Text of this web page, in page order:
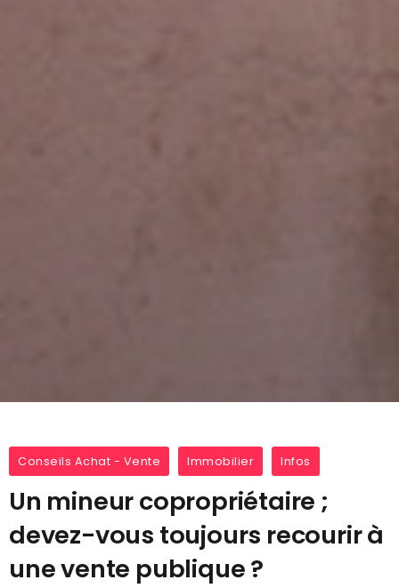
Conseils Achat - Vente Immobilier Infos
Un mineur copropriétaire ;
devez-vous toujours recourir à
une vente publique ?